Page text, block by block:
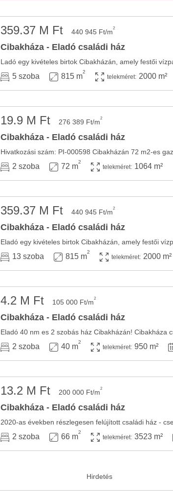
359.37 M Ft 440 945 Ft/m2
Cibakháza - Eladó családi ház
5 szoba 815 m
2
telekméret: 2000 m²
19.9 M Ft 276 389 Ft/m2
Cibakháza - Eladó családi ház
2 szoba 72 m
2
telekméret: 1064 m²
359.37 M Ft 440 945 Ft/m2
Cibakháza - Eladó családi ház
13 szoba 815 m
2
telekméret: 2000 m²
4.2 M Ft 105 000 Ft/m2
Cibakháza - Eladó családi ház
2 szoba 40 m
2
telekméret: 950 m²
13.2 M Ft 200 000 Ft/m2
Cibakháza - Eladó családi ház
2 szoba 66 m
2
telekméret: 3523 m²